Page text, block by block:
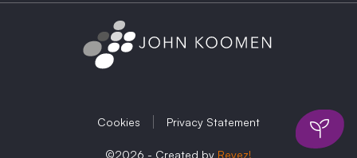
Cookies Privacy Statement
©2026 - Created by Reyez!